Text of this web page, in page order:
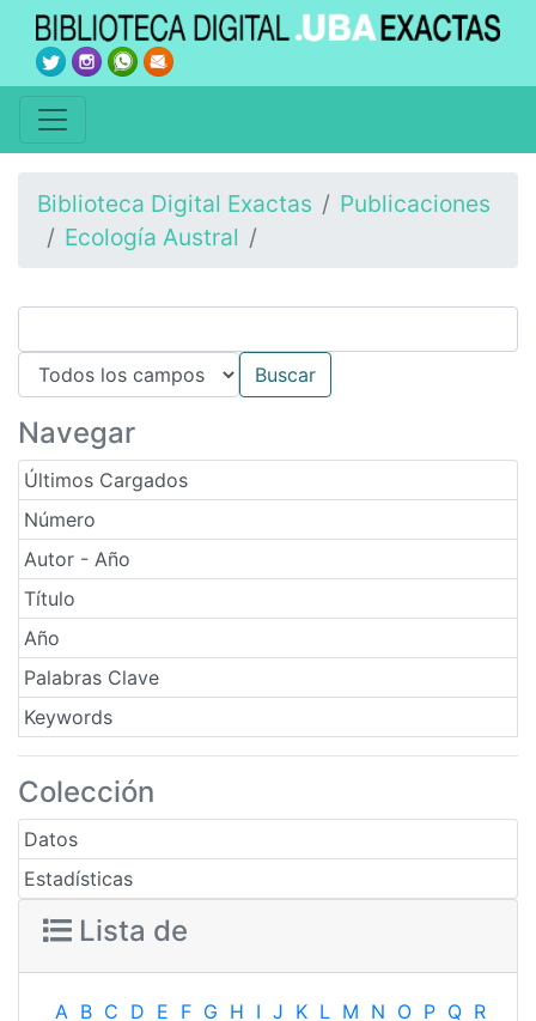
Biblioteca Digital Exactas
Publicaciones
Ecología Austral
Navegar
Últimos Cargados
Número
Autor - Año
Título
Año
Palabras Clave
Keywords
Colección
Datos
Estadísticas
Lista de
A B C D E F G H I J K L M N O P Q R